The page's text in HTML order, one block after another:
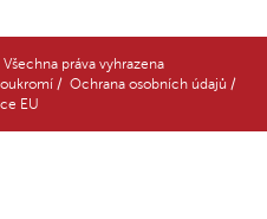
práva vyhrazena
/ Ochrana osobních údajů /
EU